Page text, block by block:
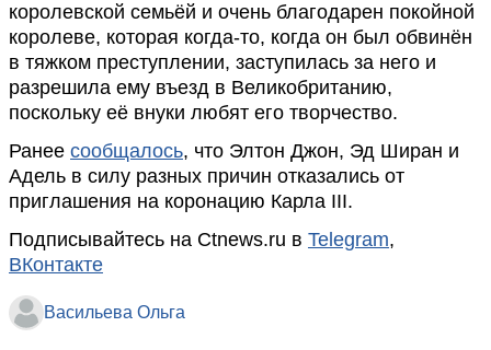
королевской семьёй и очень благодарен покойной
королеве, которая когда-то, когда он был обвинён
в тяжком преступлении, заступилась за него и
разрешила ему въезд в Великобританию,
поскольку её внуки любят его творчество.
Ранее сообщалось, что Элтон Джон, Эд Ширан и
Адель в силу разных причин отказались от
приглашения на коронацию Карла III.
Подписывайтесь на Ctnews.ru в Telegram,
ВКонтакте
Васильева Ольга